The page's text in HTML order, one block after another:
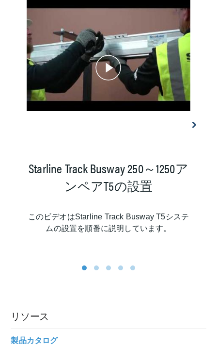
Starline Track Busway 250～1250ア
ンペアT5の設置
このビデオはStarline Track Busway T5システ
ムの設置を順番に説明しています。
リソース
製品カタログ